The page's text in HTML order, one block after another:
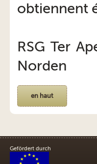
obtiennent
RSG Ter
Norden
en haut
Gefördert durch